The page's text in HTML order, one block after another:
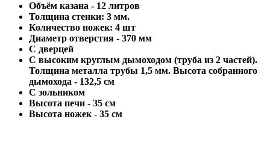
Объём казана - 12 литров
Толщина стенки: 3 мм.
Количество ножек: 4 шт
Диаметр отверстия - 370 мм
С дверцей
С высоким круглым дымоходом (труба из 2 частей).
Толщина металла трубы 1,5 мм. Высота собранного
дымохода - 132,5 см
С зольником
Высота печи - 35 см
Высота ножек - 35 см